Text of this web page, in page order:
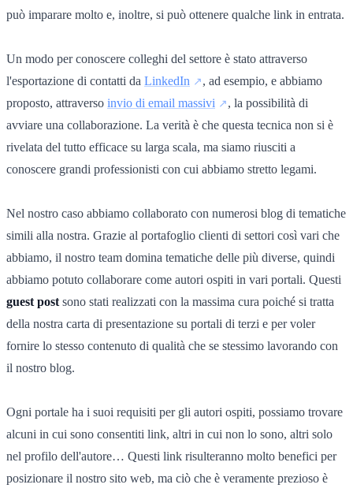
può imparare molto e, inoltre, si può ottenere qualche link in entrata.
Un modo per conoscere colleghi del settore è stato attraverso
l'esportazione di contatti da LinkedIn
, ad esempio, e abbiamo
proposto, attraverso invio di email massivi
, la possibilità di
avviare una collaborazione. La verità è che questa tecnica non si è
rivelata del tutto efficace su larga scala, ma siamo riusciti a
conoscere grandi professionisti con cui abbiamo stretto legami.
Nel nostro caso abbiamo collaborato con numerosi blog di tematiche
simili alla nostra. Grazie al portafoglio clienti di settori così vari che
abbiamo, il nostro team domina tematiche delle più diverse, quindi
abbiamo potuto collaborare come autori ospiti in vari portali. Questi
guest post sono stati realizzati con la massima cura poiché si tratta
della nostra carta di presentazione su portali di terzi e per voler
fornire lo stesso contenuto di qualità che se stessimo lavorando con
il nostro blog.
Ogni portale ha i suoi requisiti per gli autori ospiti, possiamo trovare
alcuni in cui sono consentiti link, altri in cui non lo sono, altri solo
nel profilo dell'autore… Questi link risulteranno molto benefici per
posizionare il nostro sito web, ma ciò che è veramente prezioso è